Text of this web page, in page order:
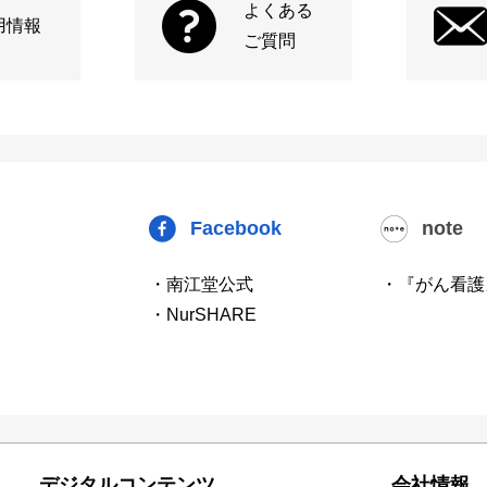
情報
よくある
ご質問
Facebook
・南江堂公式
・NurSHARE
note
・『がん看